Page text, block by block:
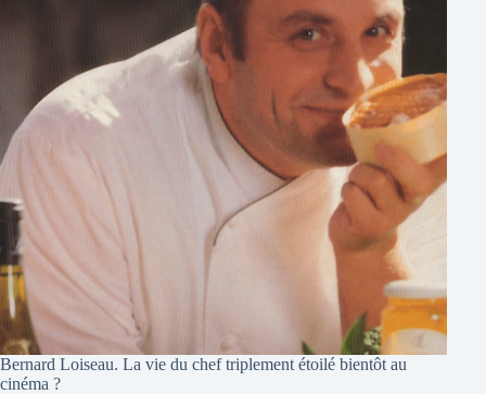
Bernard Loiseau. La vie du chef triplement étoilé bientôt au
cinéma ?